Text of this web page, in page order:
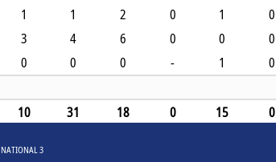
1 1 2 0 1 0
3 4 6 0 0 0
0 0 0 - 1 0
10 31 18 0 15 0
NATIONAL 3